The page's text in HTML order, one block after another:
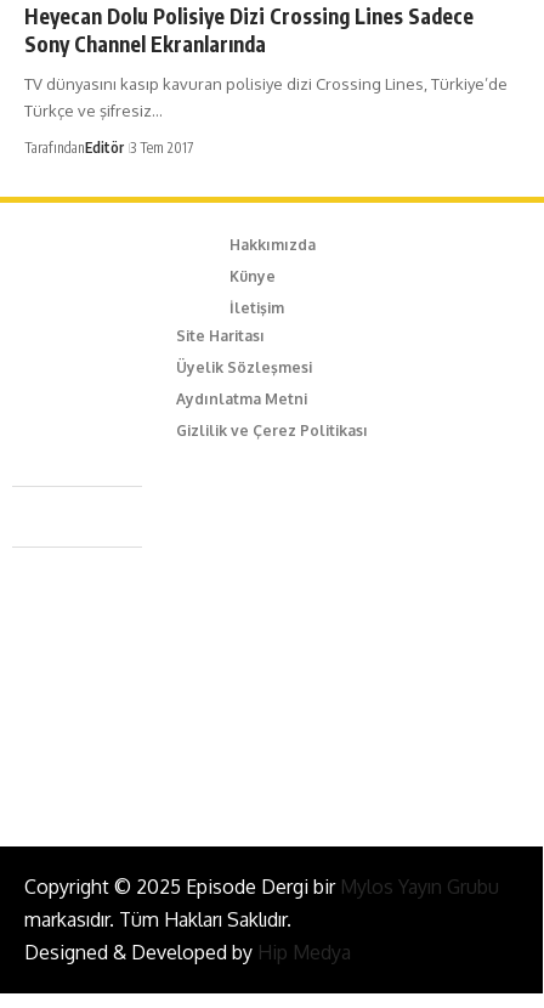
Heyecan Dolu Polisiye Dizi Crossing Lines Sadece
Sony Channel Ekranlarında
TV dünyasını kasıp kavuran polisiye dizi Crossing Lines, Türkiye’de
Türkçe ve şifresiz…
TarafındanEditör 3 Tem 2017
Hakkımızda
Künye
İletişim
Site Haritası
Üyelik Sözleşmesi
Aydınlatma Metni
Gizlilik ve Çerez Politikası
Caferağa Mah. Dr. Şakir Paşa Sok. No3/A Kadıköy İstanbul
+90 543 345 46 00
Copyright © 2025 Episode Dergi bir Mylos Yayın Grubu
markasıdır. Tüm Hakları Saklıdır.
Designed & Developed by Hip Medya